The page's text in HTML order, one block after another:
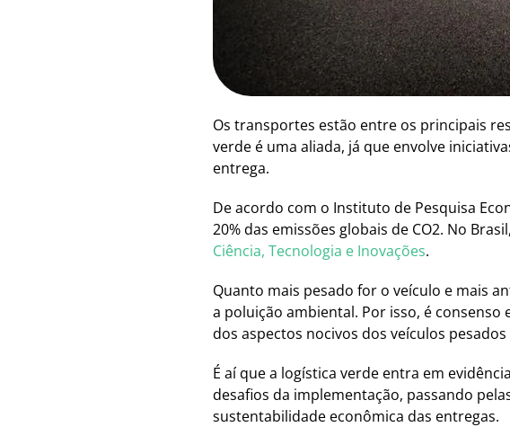
Os transportes estão entre os principais
verde é uma aliada, já que envolve
entrega.
De acordo com o Instituto de Pesquisa
20% das emissões globais de CO2. No
Ciência, Tecnologia e Inovações.
Quanto mais pesado for o veículo e mais
a poluição ambiental. Por isso, é
dos aspectos nocivos dos veículos
É aí que a logística verde entra em
desafios da implementação, passando
sustentabilidade econômica das entregas.